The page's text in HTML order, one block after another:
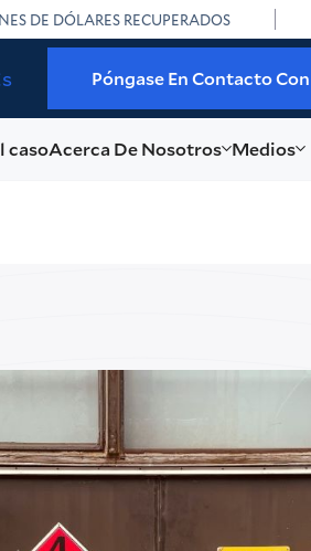
DE DÓLARES RECUPERADOS
Póngase En Contacto
casoAcerca De Nosotros Medios